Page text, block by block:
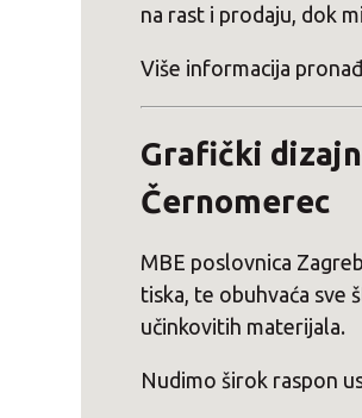
na rast i prodaju, dok
Više informacija
Grafički
Černomerec
MBE poslovnica
tiska, te obuhvaća sve
učinkovitih materijala.
Nudimo širok raspon